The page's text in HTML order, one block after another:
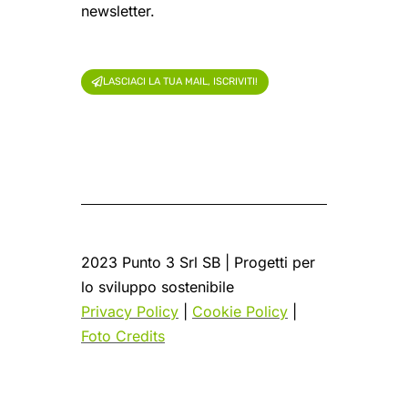
newsletter.
LASCIACI LA TUA MAIL, ISCRIVITI!
2023 Punto 3 Srl SB | Progetti per
lo sviluppo sostenibile
Privacy Policy
Cookie Policy
Foto Credits